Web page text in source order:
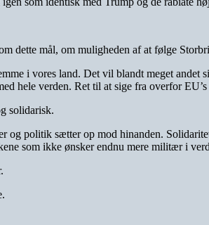
dette mål, om muligheden af at følge
i vores land. Det vil blandt meget
hele verden. Ret til at sige fra overfor
solidarisk.
og politik sætter op mod hinanden.
som ikke ønsker endnu mere militær i